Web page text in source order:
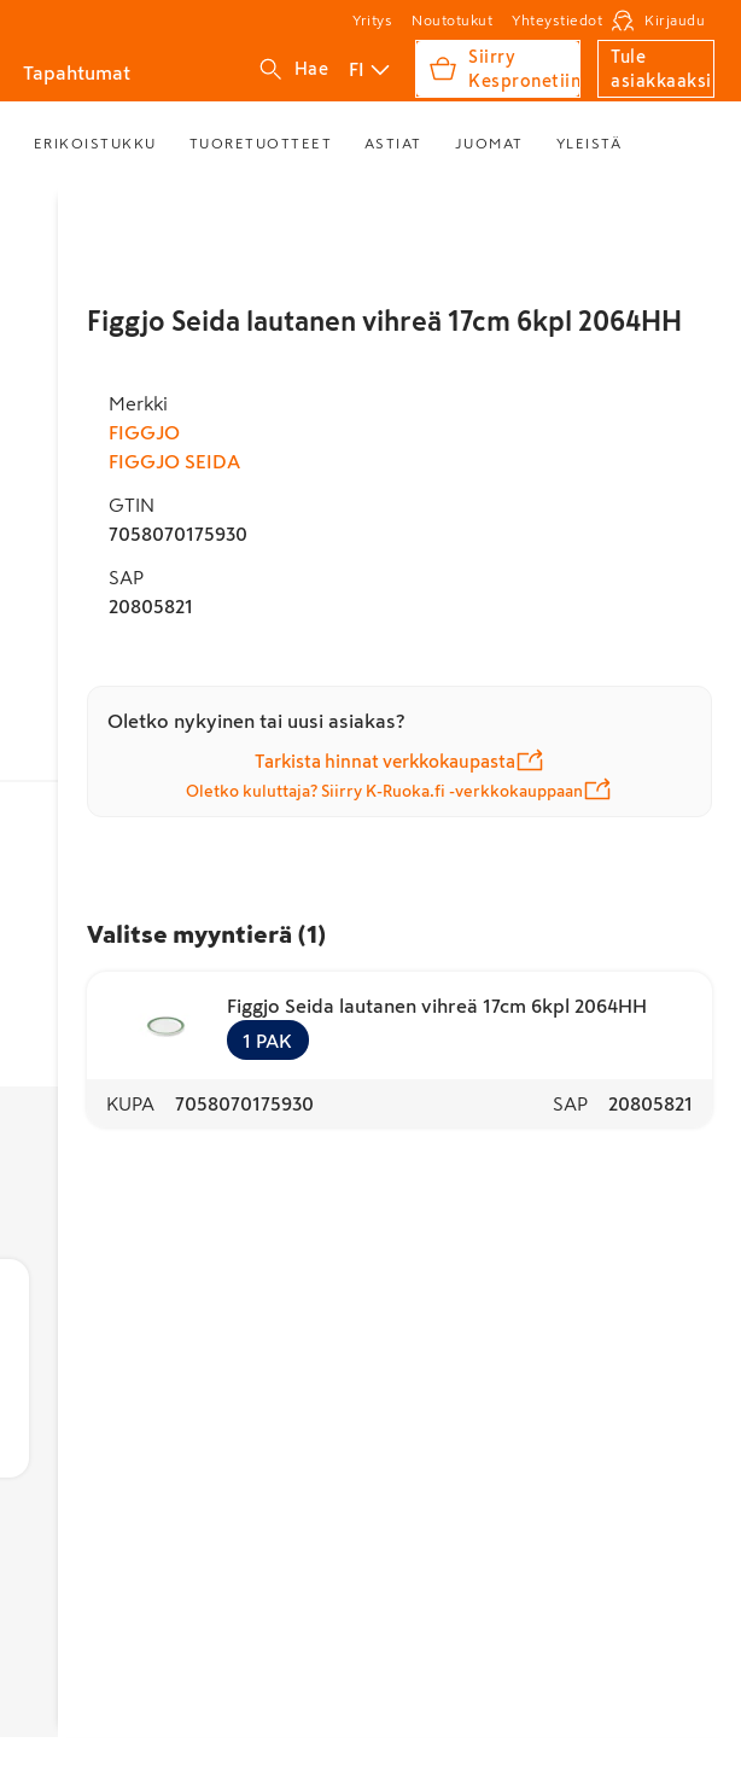
Yritys Noutotukut Yhteystiedot Kirjaudu
Tapahtumat Hae FI
Siirry
Kespronetiin
Tule
asiakkaaksi
ERIKOISTUKKU TUORETUOTTEET ASTIAT JUOMAT YLEISTÄ
Figgjo Seida lautanen vihreä 17cm 6kpl 2064HH
Merkki
FIGGJO
FIGGJO SEIDA
GTIN
7058070175930
SAP
20805821
Oletko nykyinen tai uusi asiakas?
Tarkista hinnat verkkokaupasta
Oletko kuluttaja? Siirry K-Ruoka.fi -verkkokauppaan
Valitse myyntierä (1 )
Figgjo Seida lautanen vihreä 17cm 6kpl 2064HH
1 PAK
KUPA 7058070175930 SAP 20805821